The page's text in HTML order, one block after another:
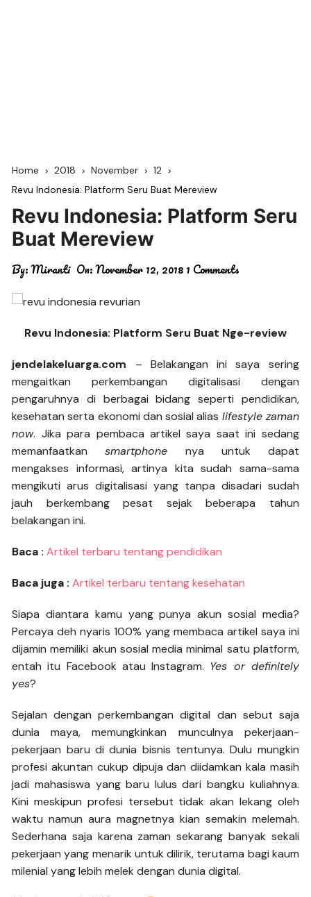
Home 2018 November
12
Revu Indonesia: Platform Seru Buat Mereview
Revu Indonesia: Platform Seru
Buat Mereview
By:Miranti On:November 12, 20181 Comments
Revu Indonesia: Platform Seru Buat Nge-review
jendelakeluarga.com – Belakangan ini saya sering
mengaitkan perkembangan digitalisasi dengan
pengaruhnya di berbagai bidang seperti pendidikan,
kesehatan serta ekonomi dan sosial alias lifestyle zaman
now. Jika para pembaca artikel saya saat ini sedang
memanfaatkansmartphone nya untuk dapat
mengakses informasi, artinya kita sudah sama-sama
mengikuti arus digitalisasi yang tanpa disadari sudah
jauh berkembang pesat sejak beberapa tahun
belakangan ini.
Baca :Artikel terbaru tentang pendidikan
Baca juga : Artikel terbaru tentang kesehatan
Siapa diantara kamu yang punya akun sosial media?
Percaya deh nyaris 100% yang membaca artikel saya ini
dijamin memiliki akun sosial media minimal satu platform,
entah itu Facebook atau Instagram. Yes or definitely
yes?
Sejalan dengan perkembangan digital dan sebut saja
dunia maya, memungkinkan munculnya pekerjaan-
pekerjaan baru di dunia bisnis tentunya. Dulu mungkin
profesi akuntan cukup dipuja dan diidamkan kala masih
jadi mahasiswa yang baru lulus dari bangku kuliahnya.
Kini meskipun profesi tersebut tidak akan lekang oleh
waktu namun aura magnetnya kian semakin melemah.
Sederhana saja karena zaman sekarang banyak sekali
pekerjaan yang menarik untuk dilirik, terutama bagi kaum
milenial yang lebih melek dengan dunia digital.